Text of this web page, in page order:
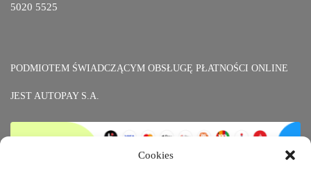
Cookies
5020 5525
PODMIOTEM ŚWIADCZĄCYM OBSŁUGĘ PŁATNOŚCI ONLINE
JEST AUTOPAY S.A.